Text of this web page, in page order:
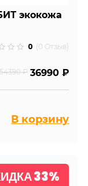
экокожа
0 (0 Отзыв)
54390 ₽ 36990 ₽
В корзину
33%